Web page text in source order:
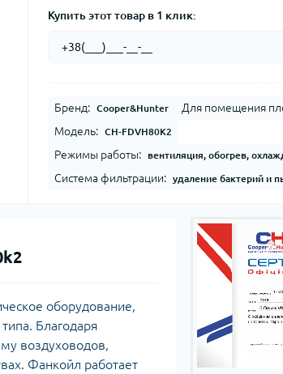
Купить этот товар в 1 клик:
Бренд: Cooper&Hunter Для помещения
Модель: CH-FDVH80K2
Режимы работы: вентиляция, обогрев,
Система фильтрации: удаление бактерий и
оборудование,
Благодаря
воздуховодов,
Фанкойл работает